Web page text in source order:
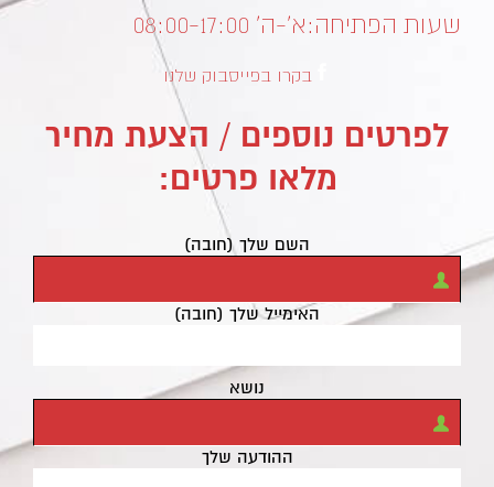
שעות הפתיחה:א’-ה’ 08:00-17:00
בקרו בפייסבוק שלנו
לפרטים נוספים / הצעת מחיר
מלאו פרטים:
השם שלך (חובה)
האימייל שלך (חובה)
נושא
ההודעה שלך